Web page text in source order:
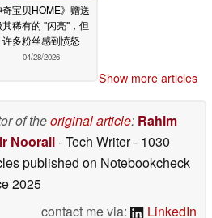
奇宝贝HOME》赠送
其稀有的 "闪亮"，但
许多粉丝感到愤怒
04/28/2026
Show more articles
of theoriginal article: Rahim
Noorali- Tech Writer- 1030
published on Notebookcheck
2025
contact me via:
LinkedIn